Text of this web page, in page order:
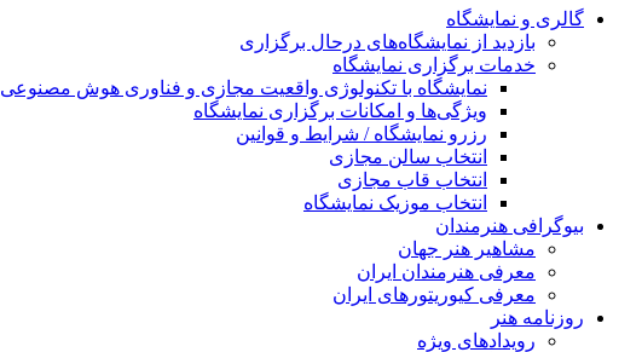
گالری و نمایشگاه
بازدید از نمایشگاه‌های درحال برگزاری
خدمات برگزاری نمایشگاه
نمایشگاه با تکنولوژی واقعیت مجازی و فناوری هوش مصنوعی
ویژگی‌ها و امکانات برگزاری نمایشگاه
رزرو نمایشگاه / شرایط و قوانین
انتخاب سالن مجازی
انتخاب قاب مجازی
انتخاب موزیک نمایشگاه
بیوگرافی هنرمندان
مشاهیر هنر جهان
معرفی هنرمندان ایران
معرفی کیوریتورهای ایران
روزنامه هنر
رویدادهای ویژه